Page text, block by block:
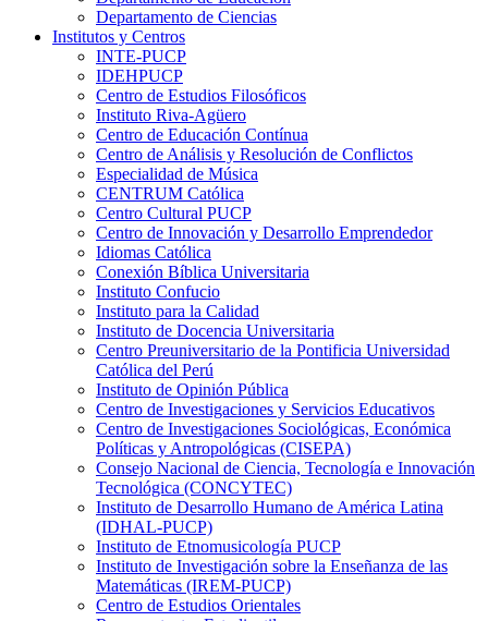
Departamento de Ciencias
Institutos y Centros
INTE-PUCP
IDEHPUCP
Centro de Estudios Filosóficos
Instituto Riva-Agüero
Centro de Educación Contínua
Centro de Análisis y Resolución de Conflictos
Especialidad de Música
CENTRUM Católica
Centro Cultural PUCP
Centro de Innovación y Desarrollo Emprendedor
Idiomas Católica
Conexión Bíblica Universitaria
Instituto Confucio
Instituto para la Calidad
Instituto de Docencia Universitaria
Centro Preuniversitario de la Pontificia Universidad
Católica del Perú
Instituto de Opinión Pública
Centro de Investigaciones y Servicios Educativos
Centro de Investigaciones Sociológicas, Económica
Políticas y Antropológicas (CISEPA)
Consejo Nacional de Ciencia, Tecnología e Innovación
Tecnológica (CONCYTEC)
Instituto de Desarrollo Humano de América Latina
(IDHAL-PUCP)
Instituto de Etnomusicología PUCP
Instituto de Investigación sobre la Enseñanza de las
Matemáticas (IREM-PUCP)
Centro de Estudios Orientales